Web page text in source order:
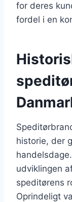
for deres
fordel i en
historie, der
udviklingen
speditørens
Oprindeligt